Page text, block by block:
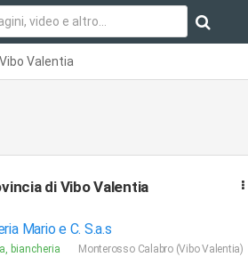
Valentia
di Vibo Valentia
Mario e C. S.a.s
Monterosso Calabro (Vibo Valentia)
biancheria